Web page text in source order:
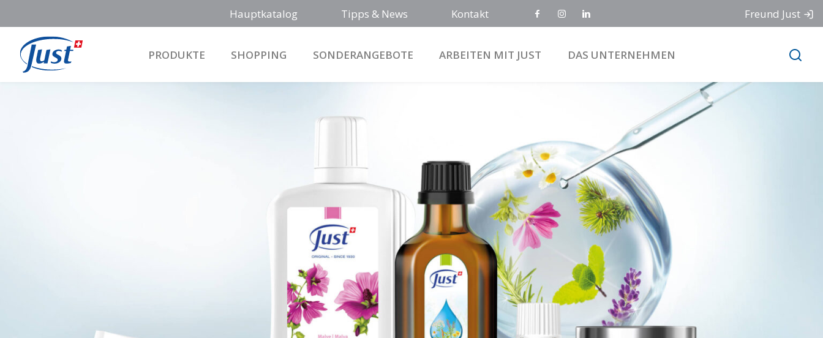
Hauptkatalog Tipps & News Kontakt Freund Just
Main NavigationPRODUKTE SHOPPING SONDERANGEBOTE ARBEITEN MIT JUST DAS UNTERNEHMEN